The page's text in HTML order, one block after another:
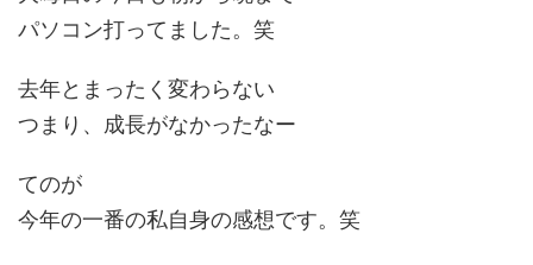
パソコン打ってました。笑
去年とまったく変わらない
つまり、成長がなかったなー
てのが
今年の一番の私自身の感想です。笑